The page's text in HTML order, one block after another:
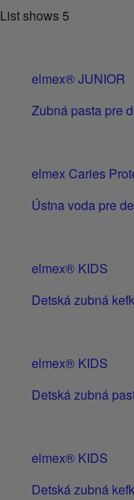
List shows5
elmex® JUNIOR
Zubná pasta pre
elmex Caries
Ústna voda pre
elmex® KIDS
Detská zubná
elmex® KIDS
Detská zubná
elmex® KIDS
Detská zubná